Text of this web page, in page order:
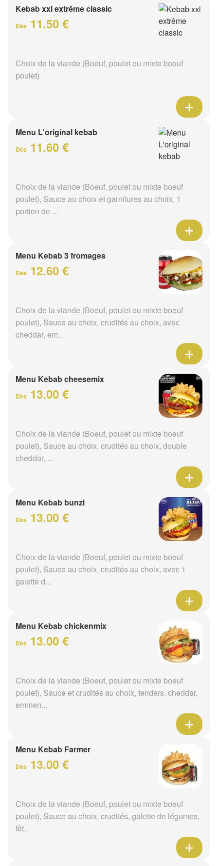
Kebab xxl extrême classic
Dès 11.50 €
Choix de la viande (Boeuf, poulet ou mixte boeuf
poulet)
Menu L'original kebab
Dès 11.60 €
Choix de la viande (Boeuf, poulet ou mixte boeuf
poulet), Sauce au choix et garnitures au choix, 1
portion de ...
Menu Kebab 3 fromages
Dès 12.60 €
Choix de la viande (Boeuf, poulet ou mixte boeuf
poulet), Sauce au choix, crudités au choix, avec
cheddar, em...
Menu Kebab cheesemix
Dès 13.00 €
Choix de la viande (Boeuf, poulet ou mixte boeuf
poulet), Sauce au choix, crudités au choix, double
cheddar, ...
Menu Kebab bunzi
Dès 13.00 €
Choix de la viande (Boeuf, poulet ou mixte boeuf
poulet), Sauce au choix, crudités au choix, avec 1
galette d...
Menu Kebab chickenmix
Dès 13.00 €
Choix de la viande (Boeuf, poulet ou mixte boeuf
poulet), Sauce et crudités au choix, tenders, cheddar,
emmen...
Menu Kebab Farmer
Dès 13.00 €
Choix de la viande (Boeuf, poulet ou mixte boeuf
poulet), Sauce au choix, crudités, galette de légumes,
fêt...